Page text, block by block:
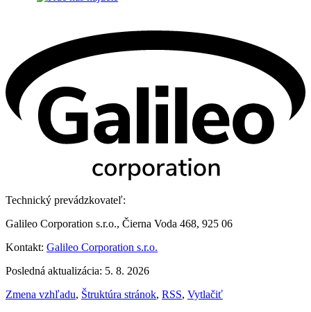
Technický prevádzkovateľ:
Galileo Corporation s.r.o., Čierna Voda 468, 925 06
Kontakt: Galileo Corporation s.r.o.
Posledná aktualizácia: 5. 8. 2026
Zmena vzhľadu, Štruktúra stránok, RSS, Vytlačiť